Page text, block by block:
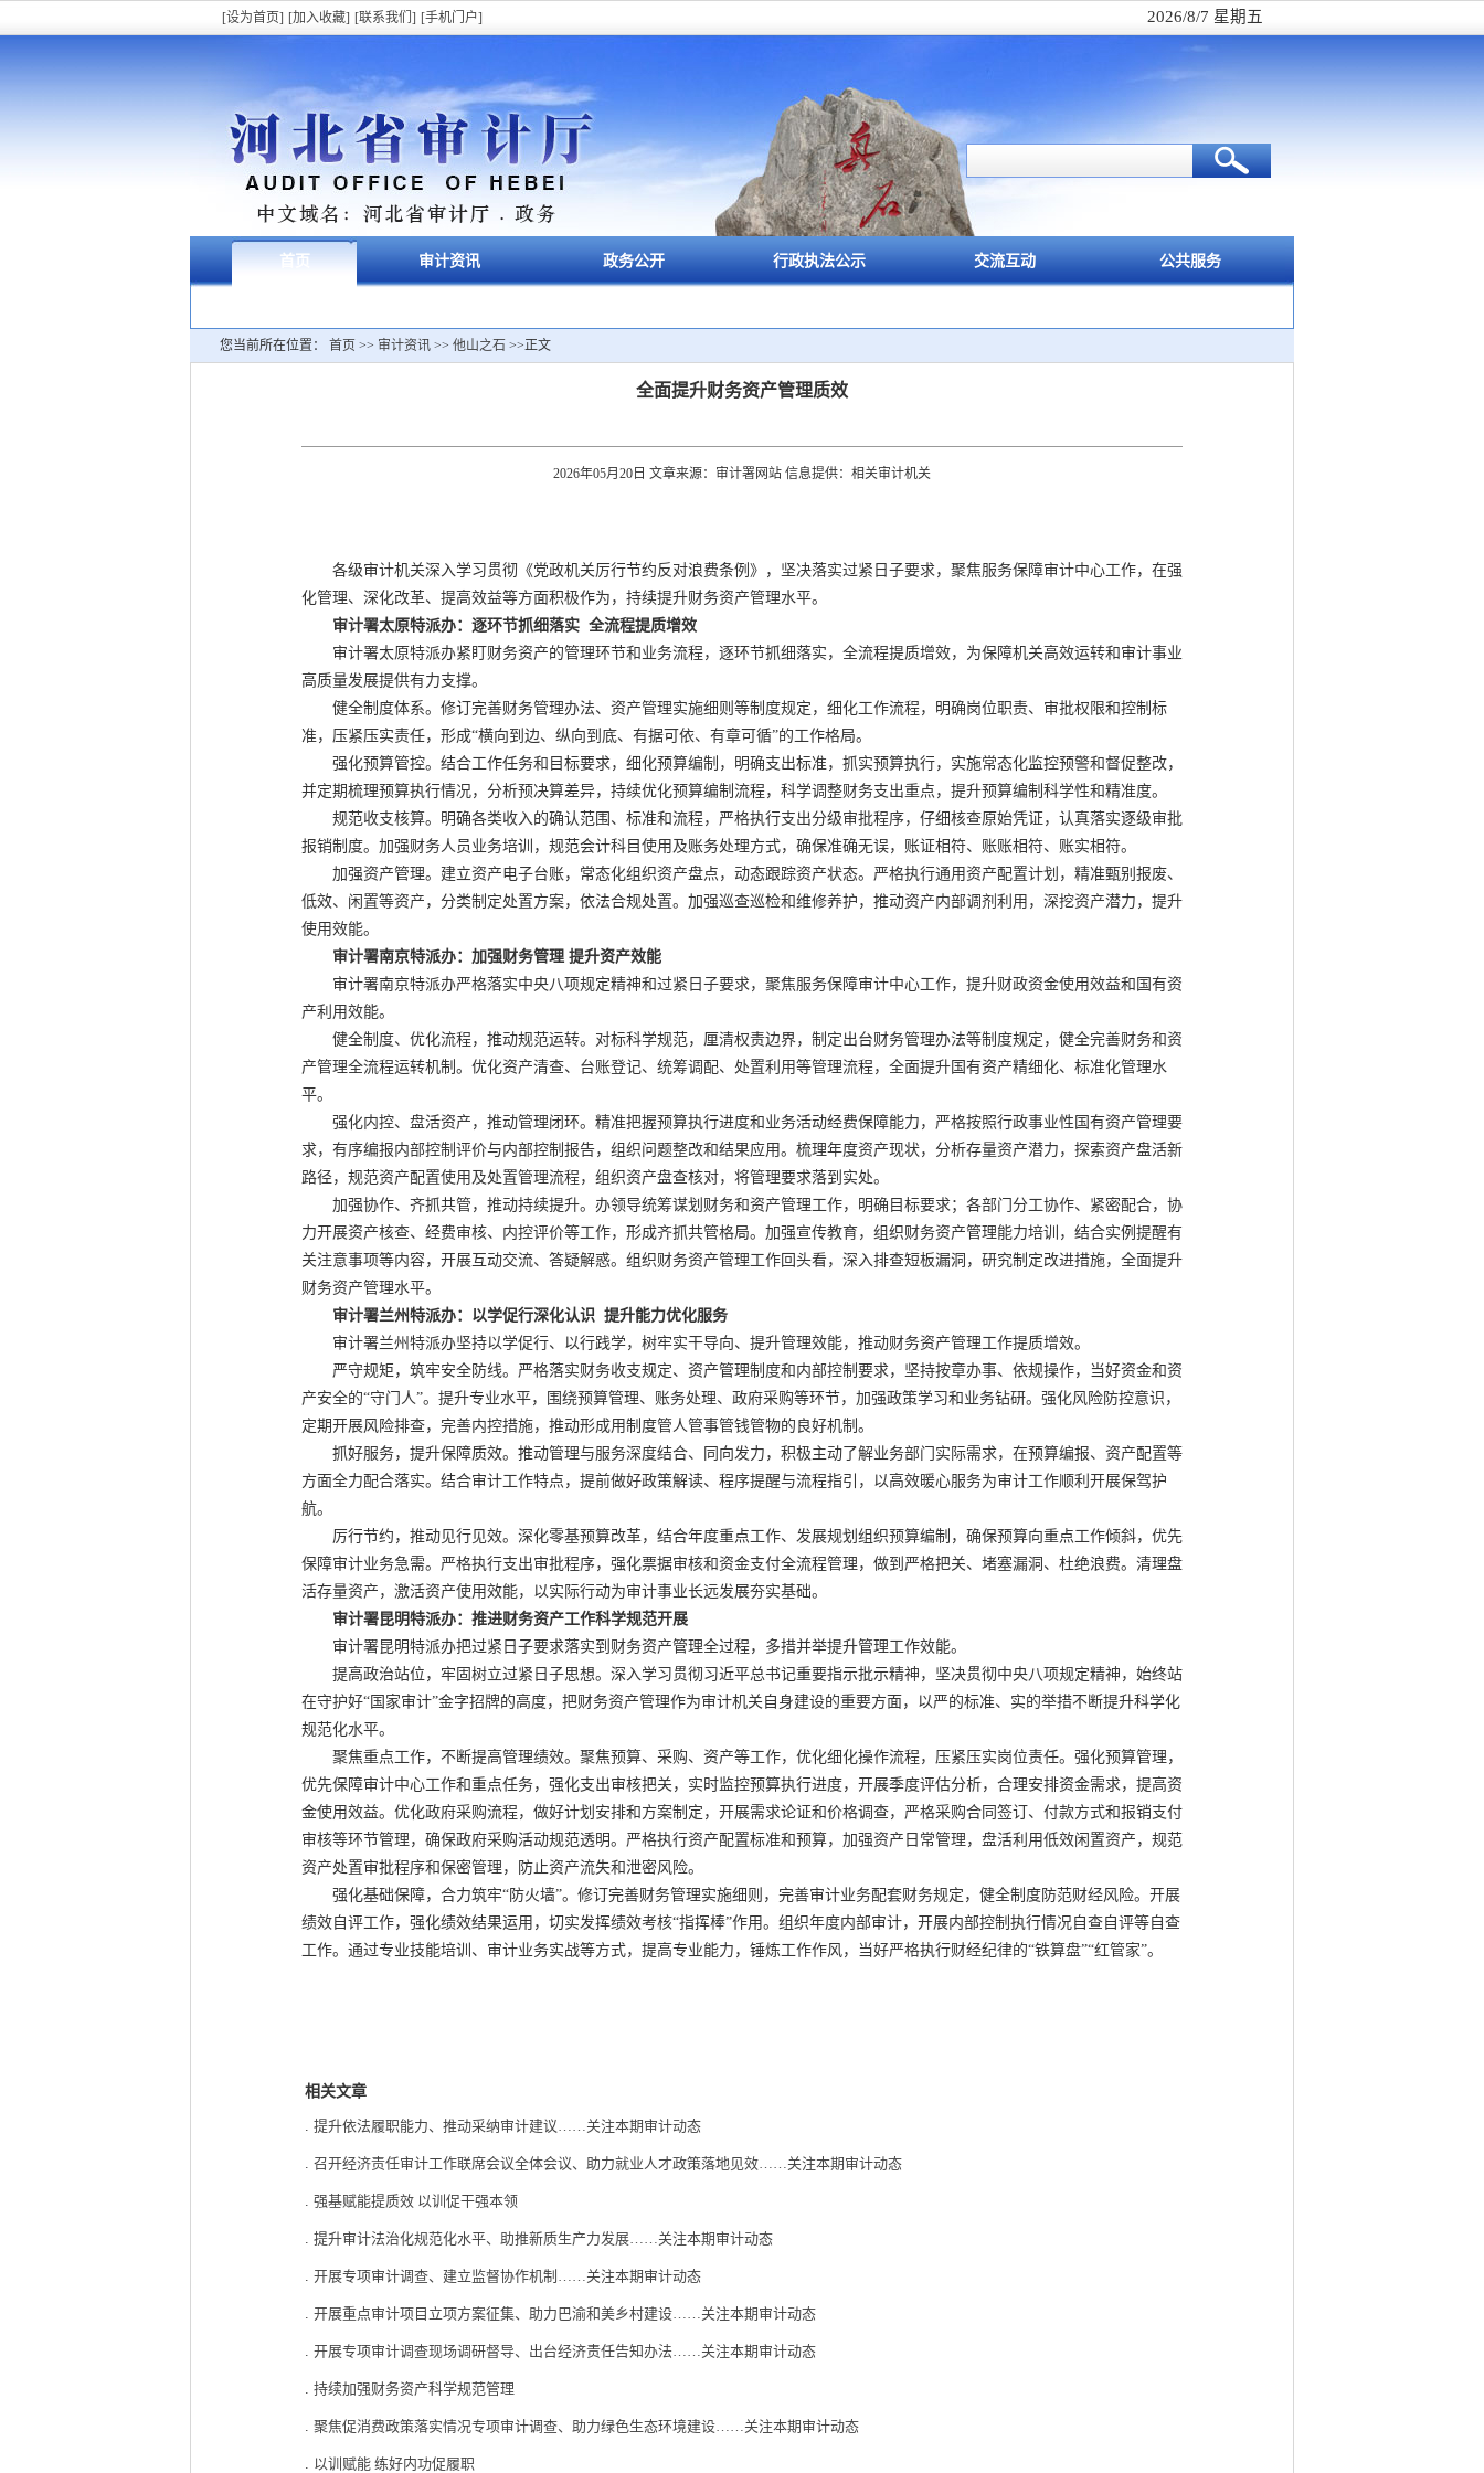
[设为首页] [加入收藏] [联系我们] [手机门户] 2026/8/7 星期五
首页 审计资讯 政务公开 行政执法公示 交流互动 公共服务
您当前所在位置： 首页 >> 审计资讯 >> 他山之石 >>正文
全面提升财务资产管理质效
2026年05月20日 文章来源：审计署网站 信息提供：相关审计机关
各级审计机关深入学习贯彻《党政机关厉行节约反对浪费条例》，坚决落实过紧日子要求，聚焦服务保障审计中心工作，在强
化管理、深化改革、提高效益等方面积极作为，持续提升财务资产管理水平。
审计署太原特派办：逐环节抓细落实 全流程提质增效
审计署太原特派办紧盯财务资产的管理环节和业务流程，逐环节抓细落实，全流程提质增效，为保障机关高效运转和审计事业
高质量发展提供有力支撑。
健全制度体系。修订完善财务管理办法、资产管理实施细则等制度规定，细化工作流程，明确岗位职责、审批权限和控制标
准，压紧压实责任，形成“横向到边、纵向到底、有据可依、有章可循”的工作格局。
强化预算管控。结合工作任务和目标要求，细化预算编制，明确支出标准，抓实预算执行，实施常态化监控预警和督促整改，
并定期梳理预算执行情况，分析预决算差异，持续优化预算编制流程，科学调整财务支出重点，提升预算编制科学性和精准度。
规范收支核算。明确各类收入的确认范围、标准和流程，严格执行支出分级审批程序，仔细核查原始凭证，认真落实逐级审批
报销制度。加强财务人员业务培训，规范会计科目使用及账务处理方式，确保准确无误，账证相符、账账相符、账实相符。
加强资产管理。建立资产电子台账，常态化组织资产盘点，动态跟踪资产状态。严格执行通用资产配置计划，精准甄别报废、
低效、闲置等资产，分类制定处置方案，依法合规处置。加强巡查巡检和维修养护，推动资产内部调剂利用，深挖资产潜力，提升
使用效能。
审计署南京特派办：加强财务管理 提升资产效能
审计署南京特派办严格落实中央八项规定精神和过紧日子要求，聚焦服务保障审计中心工作，提升财政资金使用效益和国有资
产利用效能。
健全制度、优化流程，推动规范运转。对标科学规范，厘清权责边界，制定出台财务管理办法等制度规定，健全完善财务和资
产管理全流程运转机制。优化资产清查、台账登记、统筹调配、处置利用等管理流程，全面提升国有资产精细化、标准化管理水
平。
强化内控、盘活资产，推动管理闭环。精准把握预算执行进度和业务活动经费保障能力，严格按照行政事业性国有资产管理要
求，有序编报内部控制评价与内部控制报告，组织问题整改和结果应用。梳理年度资产现状，分析存量资产潜力，探索资产盘活新
路径，规范资产配置使用及处置管理流程，组织资产盘查核对，将管理要求落到实处。
加强协作、齐抓共管，推动持续提升。办领导统筹谋划财务和资产管理工作，明确目标要求；各部门分工协作、紧密配合，协
力开展资产核查、经费审核、内控评价等工作，形成齐抓共管格局。加强宣传教育，组织财务资产管理能力培训，结合实例提醒有
关注意事项等内容，开展互动交流、答疑解惑。组织财务资产管理工作回头看，深入排查短板漏洞，研究制定改进措施，全面提升
财务资产管理水平。
审计署兰州特派办：以学促行深化认识 提升能力优化服务
审计署兰州特派办坚持以学促行、以行践学，树牢实干导向、提升管理效能，推动财务资产管理工作提质增效。
严守规矩，筑牢安全防线。严格落实财务收支规定、资产管理制度和内部控制要求，坚持按章办事、依规操作，当好资金和资
产安全的“守门人”。提升专业水平，围绕预算管理、账务处理、政府采购等环节，加强政策学习和业务钻研。强化风险防控意识，
定期开展风险排查，完善内控措施，推动形成用制度管人管事管钱管物的良好机制。
抓好服务，提升保障质效。推动管理与服务深度结合、同向发力，积极主动了解业务部门实际需求，在预算编报、资产配置等
方面全力配合落实。结合审计工作特点，提前做好政策解读、程序提醒与流程指引，以高效暖心服务为审计工作顺利开展保驾护
航。
厉行节约，推动见行见效。深化零基预算改革，结合年度重点工作、发展规划组织预算编制，确保预算向重点工作倾斜，优先
保障审计业务急需。严格执行支出审批程序，强化票据审核和资金支付全流程管理，做到严格把关、堵塞漏洞、杜绝浪费。清理盘
活存量资产，激活资产使用效能，以实际行动为审计事业长远发展夯实基础。
审计署昆明特派办：推进财务资产工作科学规范开展
审计署昆明特派办把过紧日子要求落实到财务资产管理全过程，多措并举提升管理工作效能。
提高政治站位，牢固树立过紧日子思想。深入学习贯彻习近平总书记重要指示批示精神，坚决贯彻中央八项规定精神，始终站
在守护好“国家审计”金字招牌的高度，把财务资产管理作为审计机关自身建设的重要方面，以严的标准、实的举措不断提升科学化
规范化水平。
聚焦重点工作，不断提高管理绩效。聚焦预算、采购、资产等工作，优化细化操作流程，压紧压实岗位责任。强化预算管理，
优先保障审计中心工作和重点任务，强化支出审核把关，实时监控预算执行进度，开展季度评估分析，合理安排资金需求，提高资
金使用效益。优化政府采购流程，做好计划安排和方案制定，开展需求论证和价格调查，严格采购合同签订、付款方式和报销支付
审核等环节管理，确保政府采购活动规范透明。严格执行资产配置标准和预算，加强资产日常管理，盘活利用低效闲置资产，规范
资产处置审批程序和保密管理，防止资产流失和泄密风险。
强化基础保障，合力筑牢“防火墙”。修订完善财务管理实施细则，完善审计业务配套财务规定，健全制度防范财经风险。开展
绩效自评工作，强化绩效结果运用，切实发挥绩效考核“指挥棒”作用。组织年度内部审计，开展内部控制执行情况自查自评等自查
工作。通过专业技能培训、审计业务实战等方式，提高专业能力，锤炼工作作风，当好严格执行财经纪律的“铁算盘”“红管家”。
相关文章
. 提升依法履职能力、推动采纳审计建议……关注本期审计动态
. 召开经济责任审计工作联席会议全体会议、助力就业人才政策落地见效……关注本期审计动态
. 强基赋能提质效 以训促干强本领
. 提升审计法治化规范化水平、助推新质生产力发展……关注本期审计动态
. 开展专项审计调查、建立监督协作机制……关注本期审计动态
. 开展重点审计项目立项方案征集、助力巴渝和美乡村建设……关注本期审计动态
. 开展专项审计调查现场调研督导、出台经济责任告知办法……关注本期审计动态
. 持续加强财务资产科学规范管理
. 聚焦促消费政策落实情况专项审计调查、助力绿色生态环境建设……关注本期审计动态
. 以训赋能 练好内功促履职